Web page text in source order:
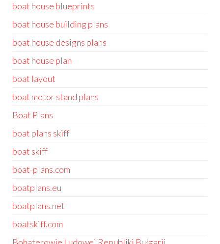
boat house blueprints
boat house building plans
boat house designs plans
boat house plan
boat layout
boat motor stand plans
Boat Plans
boat plans skiff
boat skiff
boat-plans.com
boatplans.eu
boatplans.net
boatskiff.com